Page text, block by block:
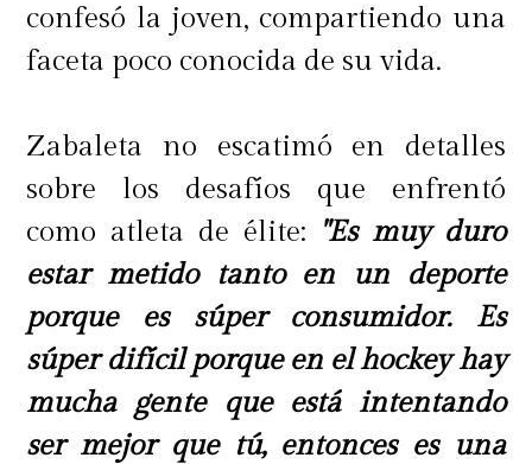
confesó la joven, compartiendo una
faceta poco conocida de su vida.
Zabaleta no escatimó en detalles
sobre los desafíos que enfrentó
como atleta de élite: "Es muy duro
estar metido tanto en un deporte
porque es súper consumidor. Es
súper difícil porque en el hockey hay
mucha gente que está intentando
ser mejor que tú, entonces es una